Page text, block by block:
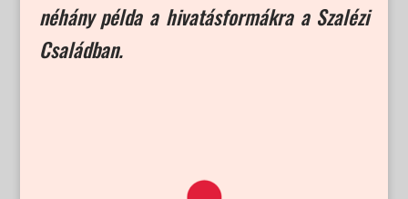
néhány példa a hivatásformákra a Szalézi
Családban.